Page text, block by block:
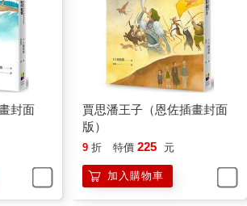
搖槳穿過海峽，在接近黃昏時進入布蘭島
烈的招待，有許多食物和飲水。我們在六
速度快得驚人，所以我希望後天能看到寂
們已經在海上航行三十天了，距離納尼亞
。」
垂尼安回答，「除非寂島的百姓能告訴我
愛德蒙說。
「到了寂島冒險才真正開始。」
在晚餐以前先參觀一下船上的設備，但是露
封面
賈思潘王子（恩佐插畫封面
版）
9 折 特價 225 元
加入購物車